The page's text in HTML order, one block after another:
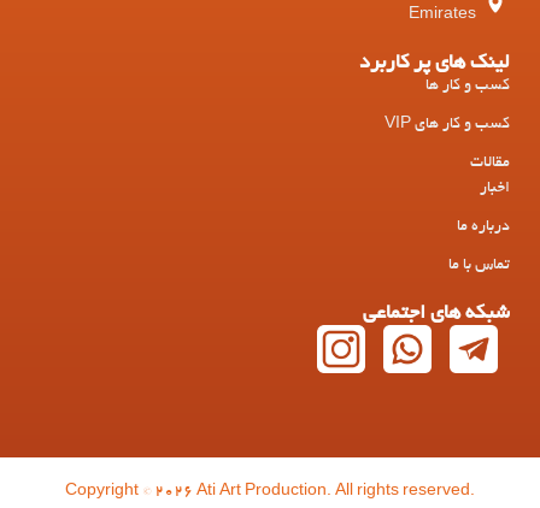
Emirates
لینک های پر کاربرد
کسب و کار ها
کسب و کار های VIP
مقالات
اخبار
درباره ما
تماس با ما
شبکه های اجتماعی
Copyright © 2026 Ati Art Production. All rights reserved.